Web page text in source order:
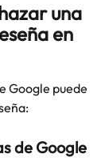
una
en
Google puede
de Google